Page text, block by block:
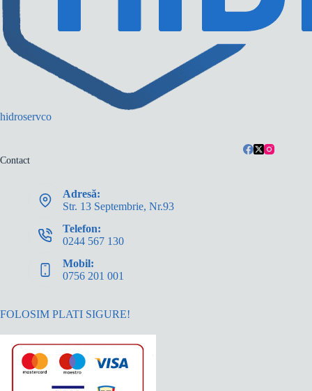
hidroservco
Contact
Adresă:
Str. 13 Septembrie, Nr.93
Telefon:
0244 567 130
Mobil:
0756 201 001
FOLOSIM PLATI SIGURE!